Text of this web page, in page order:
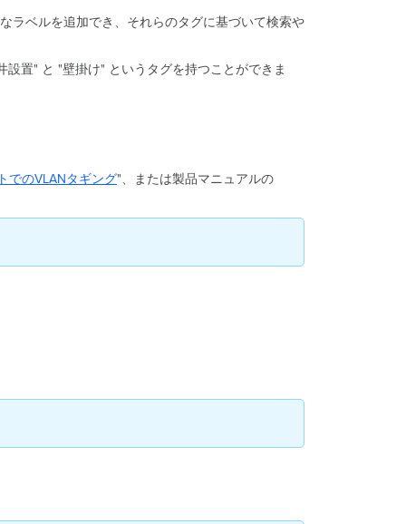
ラベルを追加でき、それらのタグに基づいて検索や
置" と "壁掛け" というタグを持つことができま
でのVLANタギング"、または製品マニュアルの